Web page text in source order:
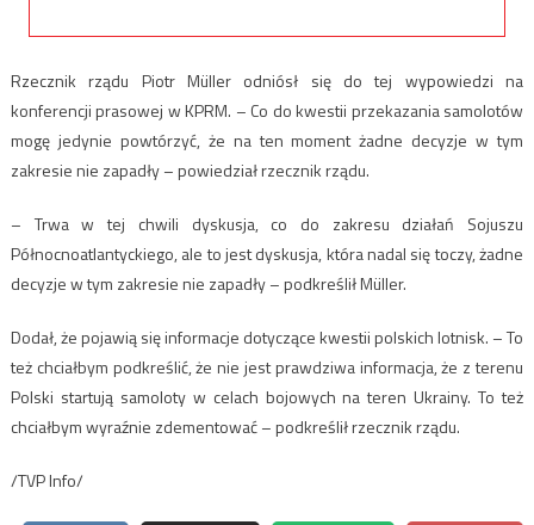
Rzecznik rządu Piotr Müller odniósł się do tej wypowiedzi na
konferencji prasowej w KPRM. – Co do kwestii przekazania samolotów
mogę jedynie powtórzyć, że na ten moment żadne decyzje w tym
zakresie nie zapadły – powiedział rzecznik rządu.
– Trwa w tej chwili dyskusja, co do zakresu działań Sojuszu
Północnoatlantyckiego, ale to jest dyskusja, która nadal się toczy, żadne
decyzje w tym zakresie nie zapadły – podkreślił Müller.
Dodał, że pojawią się informacje dotyczące kwestii polskich lotnisk. – To
też chciałbym podkreślić, że nie jest prawdziwa informacja, że z terenu
Polski startują samoloty w celach bojowych na teren Ukrainy. To też
chciałbym wyraźnie zdementować – podkreślił rzecznik rządu.
/TVP Info/